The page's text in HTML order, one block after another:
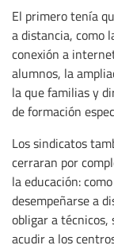
El primero tenía
a distancia, como
conexión a
alumnos, la
la que familias y
de formación
Los sindicatos
cerraran por
la educación:
desempeñarse a
obligar a técnicos,
acudir a los